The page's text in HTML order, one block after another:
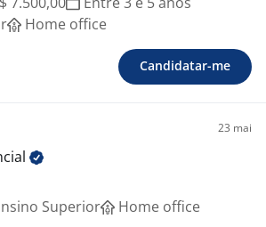
Home office
Candidatar-me
23 mai
Superior Home office